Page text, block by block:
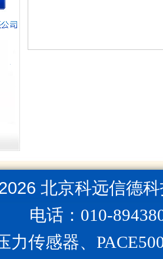
北京科远信德
电话：010-
力传感器、